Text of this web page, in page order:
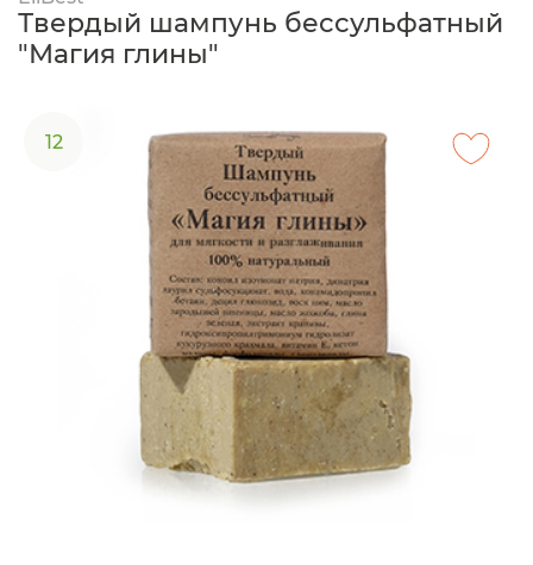
Твердый шампунь бессульфатный
"Магия глины"
12